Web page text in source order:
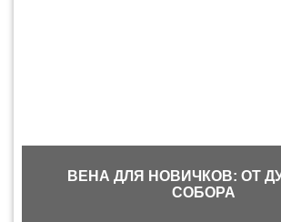
ВЕНА ДЛЯ НОВИЧКОВ: ОТ
СОБОРА